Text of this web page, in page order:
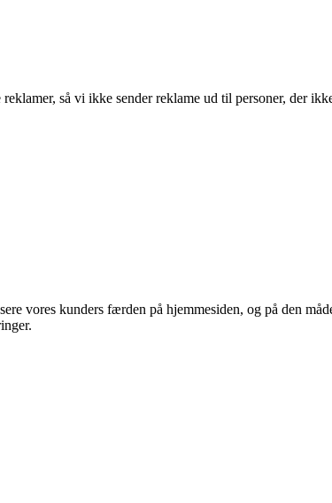
så vi ikke sender reklame ud til personer, der
vores kunders færden på hjemmesiden, og på den